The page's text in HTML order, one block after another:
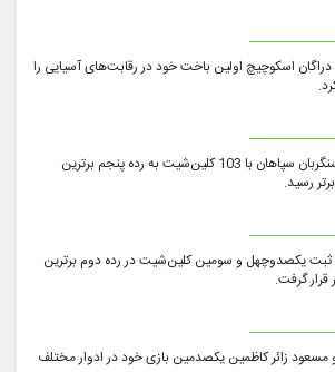
دراگان اسکوچیچ اولین باخت خود در رقابت‌های آسیایی را
حسین حسینی سنگربان سپاهان با 103 کلین‌شیت به رده پنجم برترین
رسید.
با ثبت یکصدوچهل و سومین کلین‌شیت در رده دوم برترین
قرار گرفت.
زائر کاظمین یکصدمین بازی خود در ادوار مختلف